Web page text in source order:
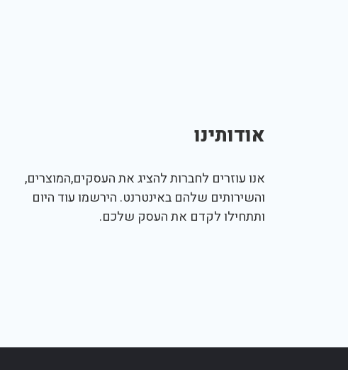
אודותינו
אנו עוזרים לחברות להציג את העסקים,המוצרים,
והשירותים שלהם באינטרנט. הירשמו עוד היום
ותתחילו לקדם את העסק שלכם.